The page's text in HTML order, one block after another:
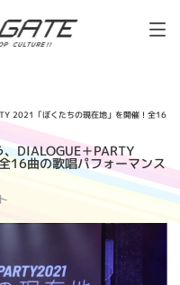
2021「ぼくたちの現在地」を開催！全16
DIALOGUE＋PARTY
16曲の歌唱パフォーマンス